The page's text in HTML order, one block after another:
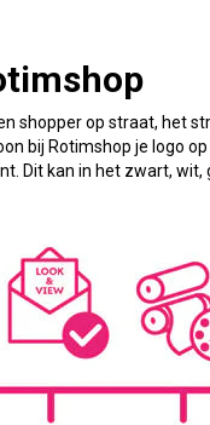
shopper op straat, het
bij Rotimshop je logo
Dit kan in het zwart, wit,